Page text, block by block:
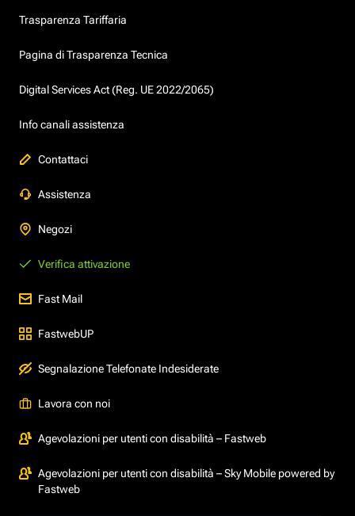
Trasparenza Tariffaria
Pagina di Trasparenza Tecnica
Digital Services Act (Reg. UE 2022/2065)
Info canali assistenza
Contattaci
Assistenza
Negozi
Verifica attivazione
Fast Mail
FastwebUP
Segnalazione Telefonate Indesiderate
Lavora con noi
Agevolazioni per utenti con disabilità – Fastweb
Agevolazioni per utenti con disabilità – Sky Mobile powered by
Fastweb